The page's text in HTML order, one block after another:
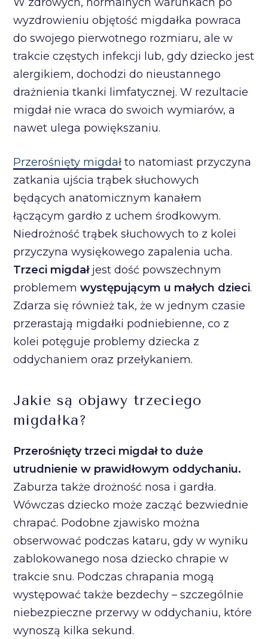
wyzdrowieniu objętość migdałka powraca
do swojego pierwotnego rozmiaru, ale w
trakcie częstych infekcji lub, gdy dziecko jest
alergikiem, dochodzi do nieustannego
drażnienia tkanki limfatycznej. W rezultacie
migdał nie wraca do swoich wymiarów, a
nawet ulega powiększaniu.
Przerośnięty migdał to natomiast przyczyna
zatkania ujścia trąbek słuchowych
będących anatomicznym kanałem
łączącym gardło z uchem środkowym.
Niedrożność trąbek słuchowych to z kolei
przyczyna wysiękowego zapalenia ucha.
Trzeci migdałjest dość powszechnym
problememwystępującym u małych dzieci.
Zdarza się również tak, że w jednym czasie
przerastają migdałki podniebienne, co z
kolei potęguje problemy dziecka z
oddychaniem oraz przełykaniem.
Jakie są objawy trzeciego
migdałka?
Przerośnięty trzeci migdał to duże
utrudnienie w prawidłowym oddychaniu.
Zaburza także drożność nosa i gardła.
Wówczas dziecko może zacząć bezwiednie
chrapać. Podobne zjawisko można
obserwować podczas kataru, gdy w wyniku
zablokowanego nosa dziecko chrapie w
trakcie snu. Podczas chrapania mogą
występować także bezdechy – szczególnie
niebezpieczne przerwy w oddychaniu, które
wynoszą kilka sekund.